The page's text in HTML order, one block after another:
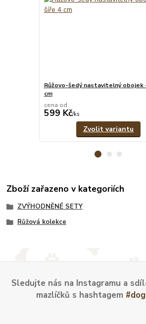
Růžovo-šedý nastavitelný obojek
cm
cena od
599 Kč/ks
Zvolit variantu
Zboží zařazeno v kategoriích
ZVÝHODNĚNÉ SETY
Růžová kolekce
Sledujte nás na Instagramu a
mazlíčků s hashtagem